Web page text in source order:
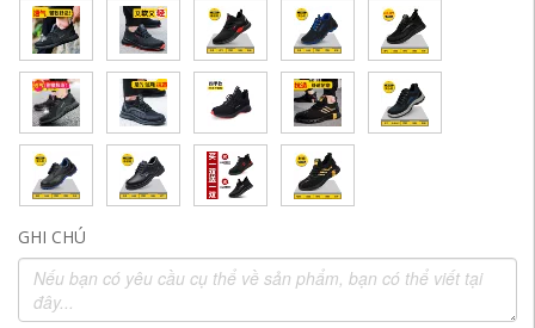
GHI CHÚ